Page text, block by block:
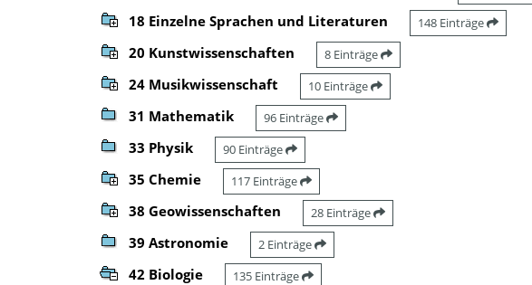
18 Einzelne Sprachen und Literaturen 148 Einträge
20 Kunstwissenschaften 8 Einträge
24 Musikwissenschaft 10 Einträge
31 Mathematik 96 Einträge
33 Physik 90 Einträge
35 Chemie 117 Einträge
38 Geowissenschaften 28 Einträge
39 Astronomie 2 Einträge
42 Biologie 135 Einträge